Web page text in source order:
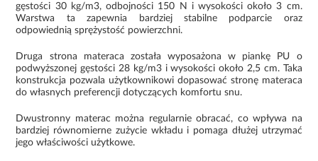
gęstości 30 kg/m3, odbojności 150 N i wysokości około 3 cm.
Warstwa ta zapewnia bardziej stabilne podparcie oraz
odpowiednią sprężystość powierzchni.
Druga strona materaca została wyposażona w piankę PU o
podwyższonej gęstości 28 kg/m3 i wysokości około 2,5 cm. Taka
konstrukcja pozwala użytkownikowi dopasować stronę materaca
do własnych preferencji dotyczących komfortu snu.
Dwustronny materac można regularnie obracać, co wpływa na
bardziej równomierne zużycie wkładu i pomaga dłużej utrzymać
jego właściwości użytkowe.